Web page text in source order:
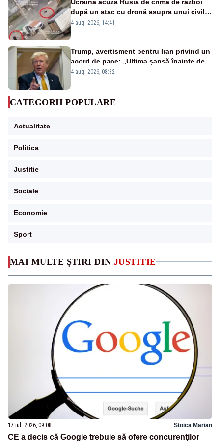
MAI MULTE ȘTIRI DIN JUSTITIE
17 iul. 2026, 09:08 Stoica Marian
CE a decis că Google trebuie să ofere concurenţilor
Ucraina acuză Rusia de crimă de război
după un atac cu dronă asupra unui civil,
în Herson. Momentul a fost filmat VIDEO
4 aug. 2026, 14:41
Trump, avertisment pentru Iran privind un
acord de pace: „Ultima șansă înainte de
decapitare”
4 aug. 2026, 08:32
CATEGORII POPULARE
Actualitate
Politica
Justitie
Sociale
Economie
Sport